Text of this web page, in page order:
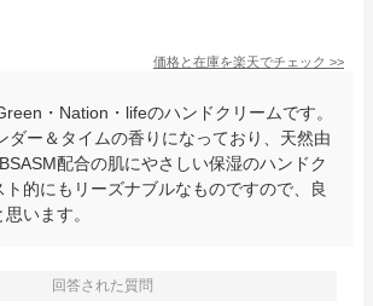
価格と在庫を楽天でチェック >>
・Nation・lifeのハンドクリームです。
ダー＆タイムの香りになっており、天然由
配合の肌にやさしい保湿のハンドク
ト的にもリーズナブルなものですので、良
います。
回答された質問